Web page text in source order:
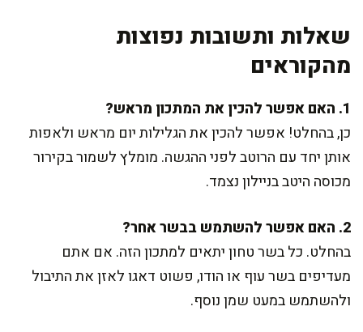
שאלות ותשובות נפוצות
מהקוראים
1. האם אפשר להכין את המתכון מראש?
כן, בהחלט! אפשר להכין את הגלילות יום מראש ולאפות
אותן יחד עם הרוטב לפני ההגשה. מומלץ לשמור בקירור
מכוסה היטב בניילון נצמד.
2. האם אפשר להשתמש בבשר אחר?
בהחלט. כל בשר טחון יתאים למתכון הזה. אם אתם
מעדיפים בשר עוף או הודו, פשוט דאגו לאזן את התיבול
ולהשתמש במעט שמן נוסף.